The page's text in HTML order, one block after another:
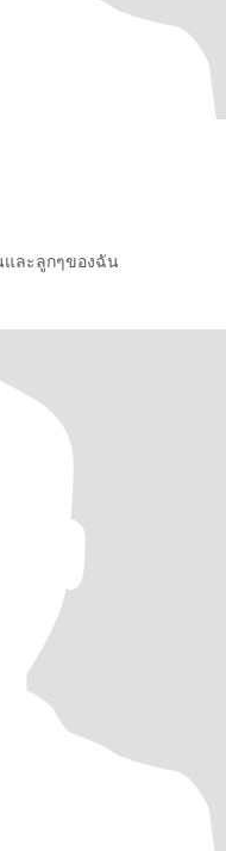
ละลูกๆของฉัน